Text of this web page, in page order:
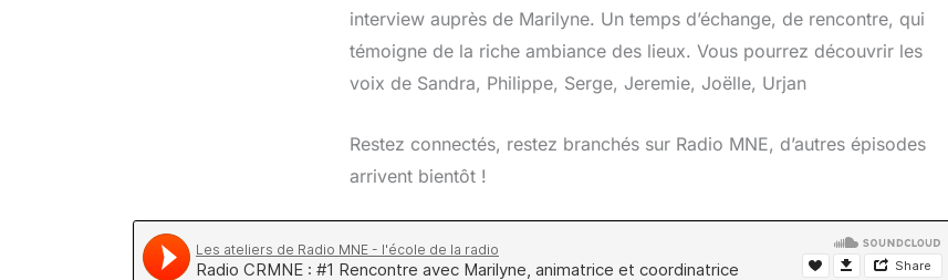
interview auprès de Marilyne. Un temps d’échange, de rencontre, qui
témoigne de la riche ambiance des lieux. Vous pourrez découvrir les
voix de Sandra, Philippe, Serge, Jeremie, Joëlle, Urjan
Restez connectés, restez branchés sur Radio MNE, d’autres épisodes
arrivent bientôt !